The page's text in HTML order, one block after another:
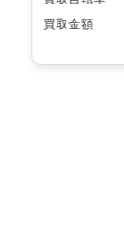
買取金額